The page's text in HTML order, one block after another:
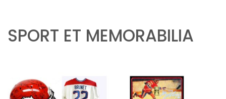
SPORT ET MEMORABILIA